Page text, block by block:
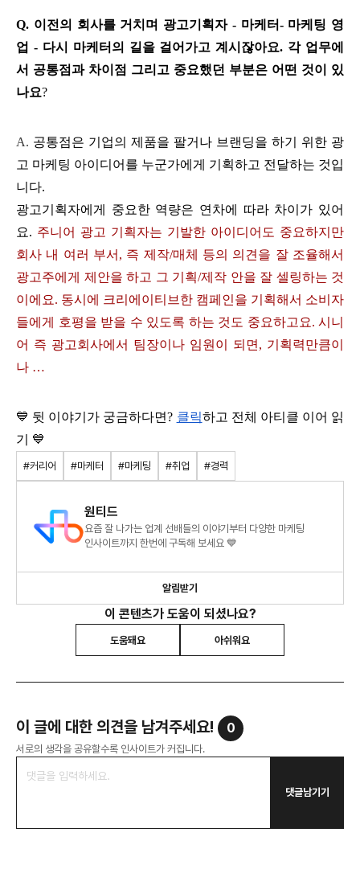
Q. 이전의 회사를 거치며 광고기획자 - 마케터- 마케팅 영
업 - 다시 마케터의 길을 걸어가고 계시잖아요. 각 업무에
서 공통점과 차이점 그리고 중요했던 부분은 어떤 것이 있
나요?
A. 공통점은 기업의 제품을 팔거나 브랜딩을 하기 위한 광
고 마케팅 아이디어를 누군가에게 기획하고 전달하는 것입
니다.
광고기획자에게 중요한 역량은 연차에 따라 차이가 있어
요. 주니어 광고 기획자는 기발한 아이디어도 중요하지만
회사 내 여러 부서, 즉 제작/매체 등의 의견을 잘 조율해서
광고주에게 제안을 하고 그 기획/제작 안을 잘 셀링하는 것
이에요. 동시에 크리에이티브한 캠페인을 기획해서 소비자
들에게 호평을 받을 수 있도록 하는 것도 중요하고요. 시니
어 즉 광고회사에서 팀장이나 임원이 되면, 기획력만큼이
나 …
💙 뒷 이야기가 궁금하다면? 클릭하고 전체 아티클 이어 읽
기 💙
#커리어 #마케터 #마케팅 #취업 #경력
원티드
요즘 잘 나가는 업계 선배들의 이야기부터 다양한 마케팅
인사이트까지 한번에 구독해 보세요 💙
알림받기
이 콘텐츠가 도움이 되셨나요?
도움돼요 아쉬워요
이 글에 대한 의견을 남겨주세요! 0
서로의 생각을 공유할수록 인사이트가 커집니다.
댓글남기기